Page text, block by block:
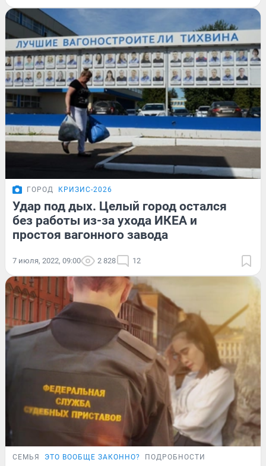
ГОРОД КРИЗИС-2026
Удар под дых. Целый город остался
без работы из-за ухода ИКЕА и
простоя вагонного завода
7 июля, 2022, 09:00 2 828 12
СЕМЬЯ ЭТО ВООБЩЕ ЗАКОННО? ПОДРОБНОСТИ